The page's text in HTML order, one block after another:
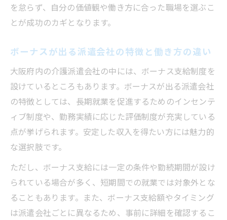
を怠らず、自分の価値観や働き方に合った職場を選ぶこ
とが成功のカギとなります。
ボーナスが出る派遣会社の特徴と働き方の違い
大阪府内の介護派遣会社の中には、ボーナス支給制度を
設けているところもあります。ボーナスが出る派遣会社
の特徴としては、長期就業を促進するためのインセンテ
ィブ制度や、勤務実績に応じた評価制度が充実している
点が挙げられます。安定した収入を得たい方には魅力的
な選択肢です。
ただし、ボーナス支給には一定の条件や勤続期間が設け
られている場合が多く、短期間での就業では対象外とな
ることもあります。また、ボーナス支給額やタイミング
は派遣会社ごとに異なるため、事前に詳細を確認するこ